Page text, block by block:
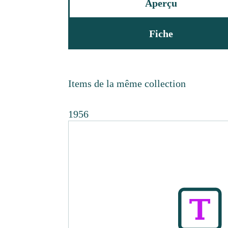
Aperçu
Fiche
Items de la même collection
1956